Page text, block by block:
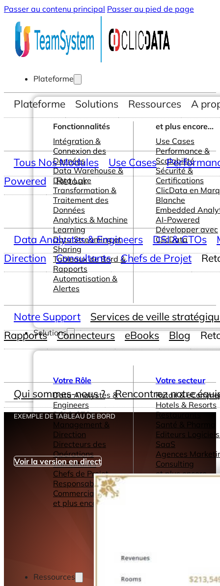
Passer au contenu principal Passer au pied de page
Plateforme
Fonctionnalités
Intégration &
Connexion des
Données
Data Warehouse &
Data Lake
Transformation &
Traitement des
Données
Analytics & Machine
Learning
Data Streaming et
Sharing
Tableaux de Bord &
Rapports
Automatisation &
Alertes
et plus encore...
Use Cases
Performance &
Scalabilité
Sécurité &
Certifications
ClicData en
Blanche
Embedded
AI-Powered
Développer avec
ClicData
Solutions
Votre Rôle
Data Analystes &
Engineers
DSI & CTOs
Management &
Direction
Directeurs des
Opérations
Consultants
Chefs de Projet
Responsables
Commerciaux
et plus encore...
Votre secteur
Retail &
Hotels & Resorts
Restaurants
Santé & Pharma
Editeurs
SaaS
Agences
Consulting
et plus encore...
Ressources
Plateforme Solutions Ressources A
Tous Nos Modules Use Cases
Powered
Retour
Data Analystes & Engineers DSI & CTOs
Direction
Consultants Chefs de Projet
Notre Support
Services de veille
Rapports
Connecteurs eBooks Blog
Qui sommes-nous ? Rencontrez notre
EXEMPLE DE TABLEAU DE BORD
Voir la version en direct